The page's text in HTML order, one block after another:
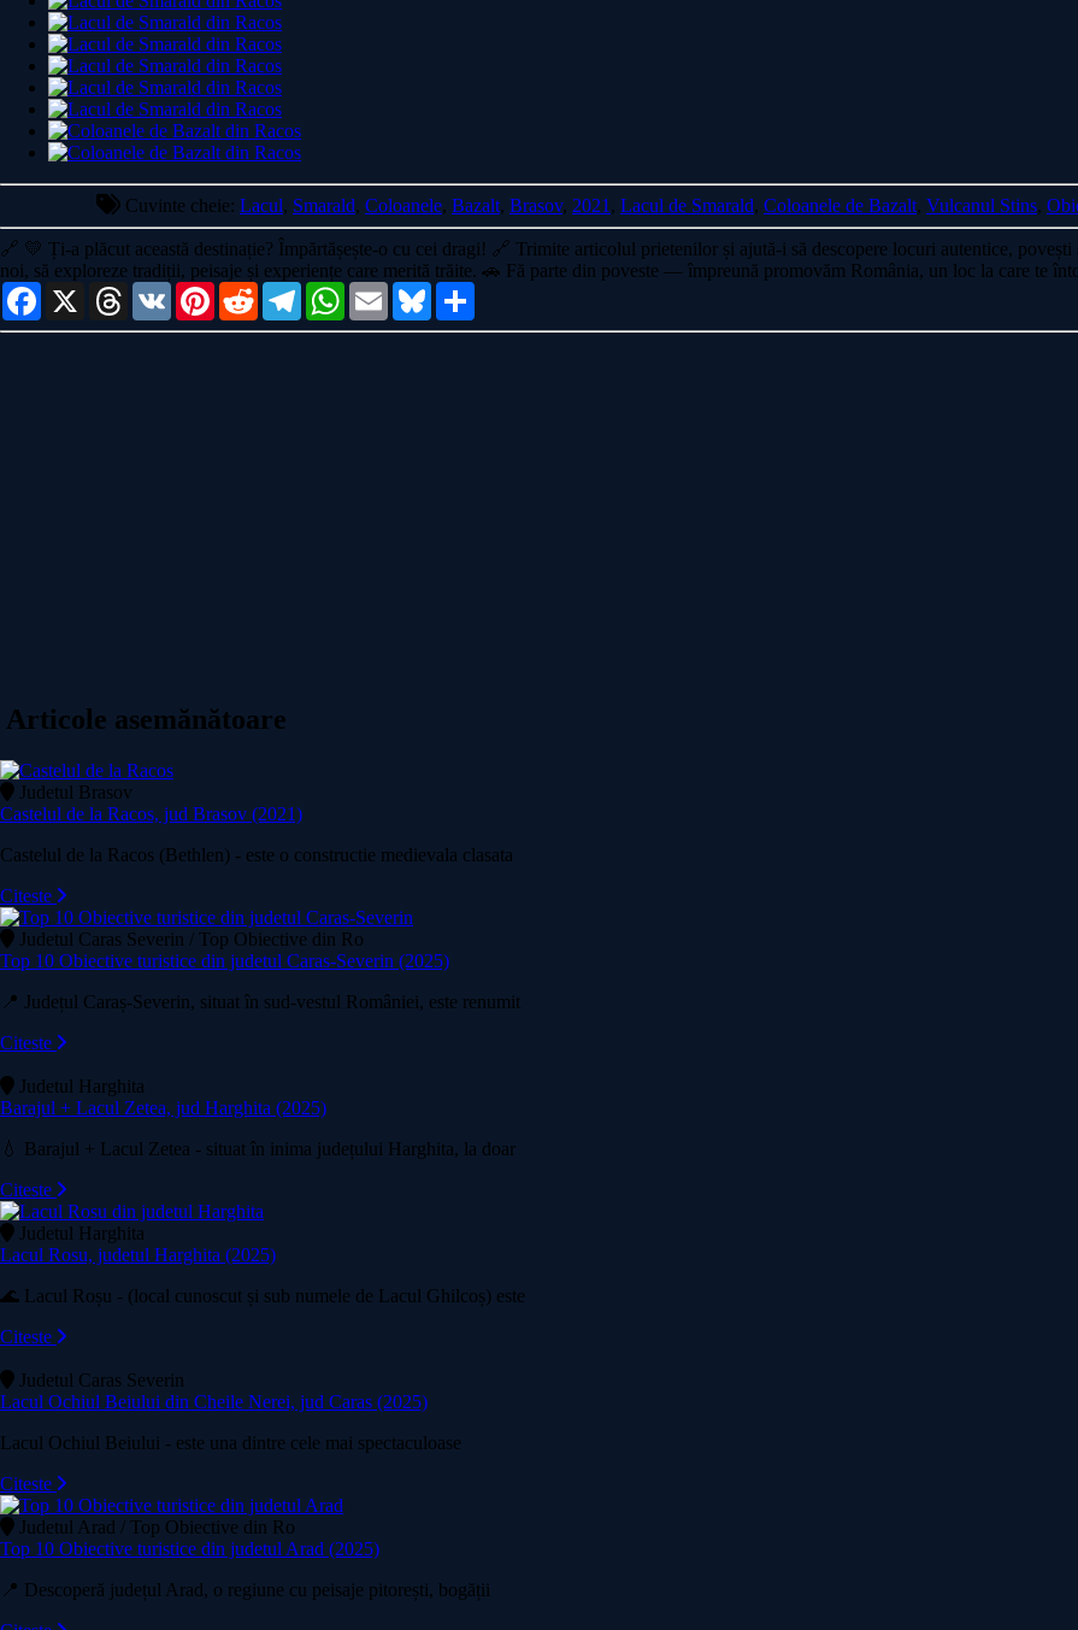
Cuvinte cheie: Lacul, Smarald, Coloanele, Bazalt, Brasov, 2021 , Lacul de Smarald, Coloanele de Bazalt, Vulcanul Stins,
🔗 💛 Ți-a plăcut această destinație? Împărtășește-o cu cei dragi! 🔗 Trimite articolul prietenilor și ajută-i să descopere locuri autentice,
noi, să exploreze tradiții, peisaje și experiențe care merită trăite. 🚗 Fă parte din poveste — împreună promovăm România, un loc la care te
Facebook
X ThreadsVK PinterestRedditTelegramWhatsApp
Email Bluesky
Articole asemănătoare
Judetul Brasov
Castelul de la Racos, jud Brasov (2021)
Castelul de la Racos (Bethlen) - este o constructie medievala clasata
Citeste
Judetul Caras Severin / Top Obiective din Ro
Top 10 Obiective turistice din judetul Caras-Severin (2025)
📍 Județul Caraș-Severin, situat în sud-vestul României, este renumit
Citeste
Judetul Harghita
Barajul + Lacul Zetea, jud Harghita (2025)
💧 Barajul + Lacul Zetea - situat în inima județului Harghita, la doar
Citeste
Judetul Harghita
Lacul Rosu, judetul Harghita (2025)
🌊 Lacul Roșu - (local cunoscut și sub numele de Lacul Ghilcoș) este
Citeste
Judetul Caras Severin
Lacul Ochiul Beiului din Cheile Nerei, jud Caras (2025)
Lacul Ochiul Beiului - este una dintre cele mai spectaculoase
Citeste
Judetul Arad / Top Obiective din Ro
Top 10 Obiective turistice din judetul Arad (2025)
📍 Descoperă județul Arad, o regiune cu peisaje pitorești, bogății